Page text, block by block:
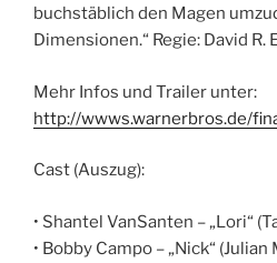
buchstäblich den Magen
Dimensionen.“ Regie: David R.
Mehr Infos und Trailer unter:
http://wwws.warnerbros.de/
Cast (Auszug):
• Shantel VanSanten – „Lori“
• Bobby Campo – „Nick“ (Julian